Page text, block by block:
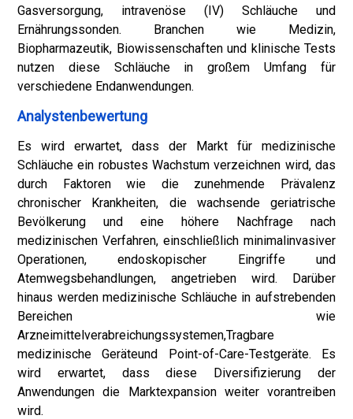
Gasversorgung, intravenöse (IV) Schläuche und
Ernährungssonden. Branchen wie Medizin,
Biopharmazeutik, Biowissenschaften und klinische Tests
nutzen diese Schläuche in großem Umfang für
verschiedene Endanwendungen.
Analystenbewertung
Es wird erwartet, dass der Markt für medizinische
Schläuche ein robustes Wachstum verzeichnen wird, das
durch Faktoren wie die zunehmende Prävalenz
chronischer Krankheiten, die wachsende geriatrische
Bevölkerung und eine höhere Nachfrage nach
medizinischen Verfahren, einschließlich minimalinvasiver
Operationen, endoskopischer Eingriffe und
Atemwegsbehandlungen, angetrieben wird. Darüber
hinaus werden medizinische Schläuche in aufstrebenden
Bereichen wie
Arzneimittelverabreichungssystemen,Tragbare
medizinische Geräteund Point-of-Care-Testgeräte. Es
wird erwartet, dass diese Diversifizierung der
Anwendungen die Marktexpansion weiter vorantreiben
wird.